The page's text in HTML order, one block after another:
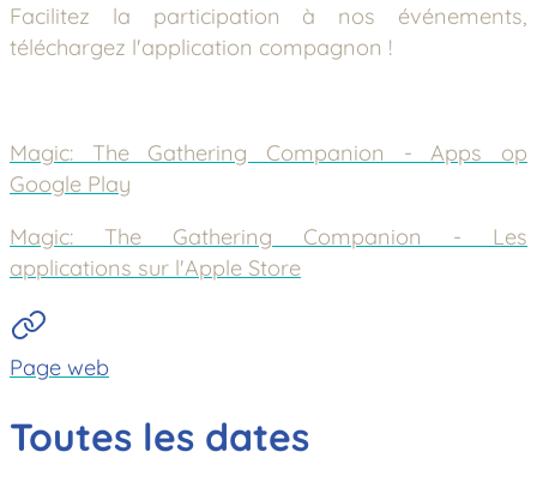
Facilitez la participation à nos événements,
téléchargez l'application compagnon !
Magic: The Gathering Companion - Apps op
Google Play
Magic: The Gathering Companion - Les
applications sur l'Apple Store
Page web
Toutes les dates